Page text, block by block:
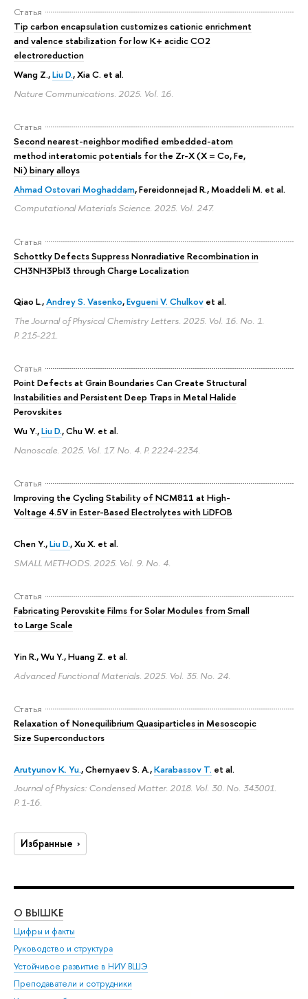
Статья
Tip carbon encapsulation customizes cationic enrichment
and valence stabilization for low K+ acidic CO2
electroreduction
Wang Z.,Liu D., Xia C. et al.
Nature Communications. 2025. Vol. 16.
Статья
Second nearest-neighbor modified embedded-atom
method interatomic potentials for the Zr-X (X = Co, Fe,
Ni) binary alloys
Ahmad Ostovari Moghaddam, Fereidonnejad R., Moaddeli M. et al.
Computational Materials Science. 2025. Vol. 247.
Статья
Schottky Defects Suppress Nonradiative Recombination in
CH3NH3PbI3 through Charge Localization
Qiao L.,Andrey S. Vasenko,Evgueni V. Chulkov et al.
The Journal of Physical Chemistry Letters. 2025. Vol. 16. No. 1.
P. 215-221.
Статья
Point Defects at Grain Boundaries Can Create Structural
Instabilities and Persistent Deep Traps in Metal Halide
Perovskites
Wu Y.,Liu D., Chu W. et al.
Nanoscale. 2025. Vol. 17. No. 4. P. 2224-2234.
Статья
Improving the Cycling Stability of NCM811 at High-
Voltage 4.5V in Ester-Based Electrolytes with LiDFOB
Chen Y.,Liu D., Xu X. et al.
SMALL METHODS. 2025. Vol. 9. No. 4.
Статья
Fabricating Perovskite Films for Solar Modules from Small
to Large Scale
Yin R., Wu Y., Huang Z. et al.
Advanced Functional Materials. 2025. Vol. 35. No. 24.
Статья
Relaxation of Nonequilibrium Quasiparticles in Mesoscopic
Size Superconductors
Arutyunov K. Yu., Chernyaev S. A.,Karabassov T. et al.
Journal of Physics: Condensed Matter. 2018. Vol. 30. No. 343001.
P. 1-16.
Избранные
О ВЫШКЕ
Цифры и факты
Руководство и структура
Устойчивое развитие в НИУ ВШЭ
Преподаватели и сотрудники